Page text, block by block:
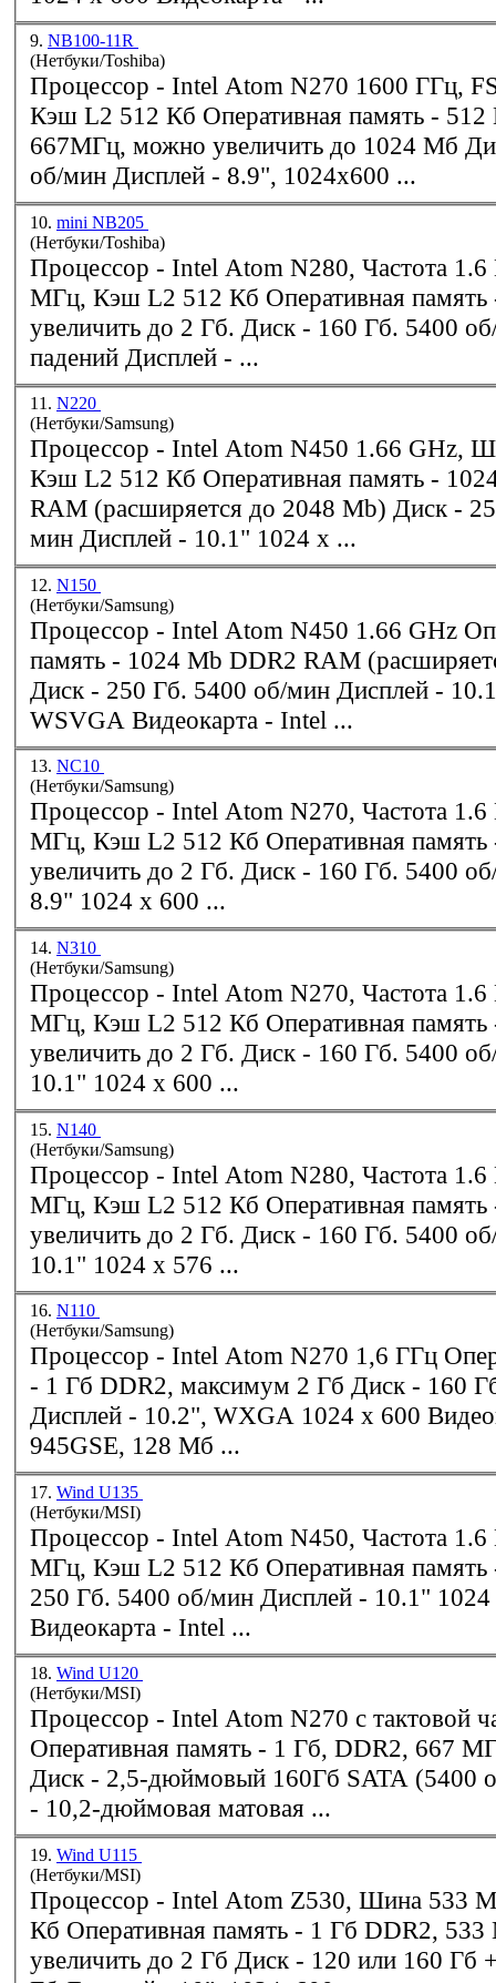
9. NB100-11R
(Нетбуки/Toshiba)
Процессор - Intel Atom N270 1600 ГГц,
Кэш L2 512 Кб Оперативная память - 512 Мб DDR2,
667МГц, можно увеличить до 1024 Мб Диск - 80 Гб, 5400
об/мин Дисплей - 8.9", 1024x600 ...
10. mini NB205
(Нетбуки/Toshiba)
Процессор - Intel Atom N280, Частота 1.6 ГГц, Шина 533
МГц, Кэш L2 512 Кб Оперативная память - 1 Гб, можно
увеличить до 2 Гб. Диск - 160 Гб. 5400 об/мин, сенсор
падений Дисплей - ...
11. N220
(Нетбуки/Samsung)
Процессор - Intel Atom N450 1.66 GHz,
Кэш L2 512 Кб Оперативная память - 1024 Mb DDR2
RAM (расширяется до 2048 Mb) Диск - 250 Гб. 5400 об/
мин Дисплей - 10.1" 1024 x ...
12. N150
(Нетбуки/Samsung)
Процессор - Intel Atom N450 1.66 GHz Оперативная
память - 1024 Mb DDR2 RAM (расширяется до 2048 Mb)
Диск - 250 Гб. 5400 об/мин Дисплей - 10.1" 1024 x 600
WSVGA Видеокарта - Intel ...
13. NC10
(Нетбуки/Samsung)
Процессор - Intel Atom N270, Частота 1.6 ГГц, Шина 533
МГц, Кэш L2 512 Кб Оперативная память - 1 Гб, можно
увеличить до 2 Гб. Диск - 160 Гб. 5400 об/мин Дисплей -
8.9" 1024 x 600 ...
14. N310
(Нетбуки/Samsung)
Процессор - Intel Atom N270, Частота 1.6 ГГц, Шина 533
МГц, Кэш L2 512 Кб Оперативная память - 1 Гб, можно
увеличить до 2 Гб. Диск - 160 Гб. 5400 об/мин Дисплей -
10.1" 1024 x 600 ...
15. N140
(Нетбуки/Samsung)
Процессор - Intel Atom N280, Частота 1.6 ГГц, Шина 533
МГц, Кэш L2 512 Кб Оперативная память - 1 Гб, можно
увеличить до 2 Гб. Диск - 160 Гб. 5400 об/мин Дисплей -
10.1" 1024 x 576 ...
16. N110
(Нетбуки/Samsung)
Процессор - Intel Atom N270 1,6 ГГц Оперативная память
- 1 Гб DDR2, максимум 2 Гб Диск - 160 Гб, 5400 об/мин
Дисплей - 10.2",
945GSE, 128 Мб ...
17. Wind U135
(Нетбуки/MSI)
Процессор - Intel Atom N450, Частота 1.6 ГГц, Шина 533
МГц, Кэш L2 512 Кб Оперативная память - 2 Гб Диск -
250 Гб. 5400 об/мин Дисплей - 10.1" 1024 x 600 LED
Видеокарта - Intel ...
18. Wind U120
(Нетбуки/MSI)
Процессор - Intel Atom N270 с тактовой
Оперативная память - 1 Гб, DDR2, 667 МГц, SDRAM
Диск - 2,5-дюймовый 160Гб SATA (5400 об/мин) Дисплей
- 10,2-дюймовая матовая ...
19. Wind U115
(Нетбуки/MSI)
Процессор - Intel Atom Z530, Шина 533
Кб Оперативная память - 1 Гб DDR2, 533 МГц, можно
увеличить до 2 Гб Диск - 120 или 160 Гб + SSD 8 или 16